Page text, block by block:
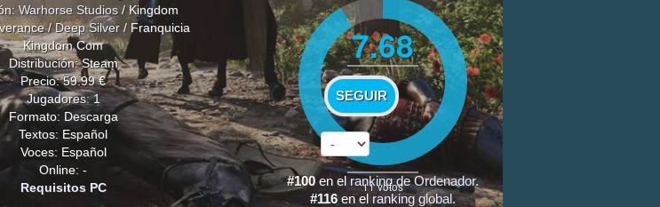
Warhorse Studios/ Kingdom
/ Deep Silver/ Franquicia
Kingdom Com
Distribución: Steam
Precio: 59.99 €
Jugadores: 1
Formato: Descarga
Textos: Español
Voces: Español
Online: -
Requisitos PC
7.68
SEGUIR
11votos
#100 en el ranking de Ordenador.
#116 en el ranking global .